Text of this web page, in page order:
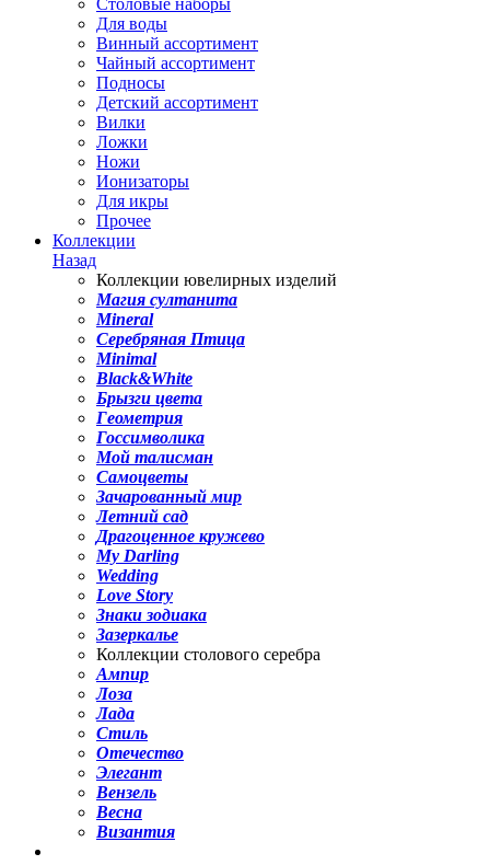
Столовые наборы
Для воды
Винный ассортимент
Чайный ассортимент
Подносы
Детский ассортимент
Вилки
Ложки
Ножи
Ионизаторы
Для икры
Прочее
Коллекции
Назад
Коллекции ювелирных изделий
Магия султанита
Mineral
Серебряная Птица
Minimal
Black&White
Брызги цвета
Геометрия
Госсимволика
Мой талисман
Самоцветы
Зачарованный мир
Летний сад
Драгоценное кружево
My Darling
Wedding
Love Story
Знаки зодиака
Зазеркалье
Коллекции столового серебра
Ампир
Лоза
Лада
Стиль
Отечество
Элегант
Вензель
Весна
Византия